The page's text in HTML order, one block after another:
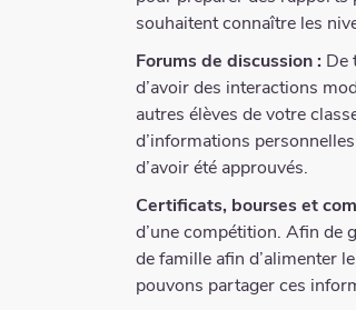
souhaitent connaître les
Forums de discussion : De
d’avoir des interactions
autres élèves de votre
d’informations
d’avoir été approuvés.
Certificats, bourses et
d’une compétition. Afin de
de famille afin d’alimenter
pouvons partager ces